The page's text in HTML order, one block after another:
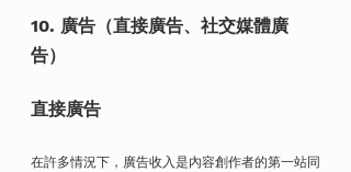
10. 廣告（直接廣告、社交媒體廣
告）
直接廣告
在許多情況下，廣告收入是內容創作者的第一站同